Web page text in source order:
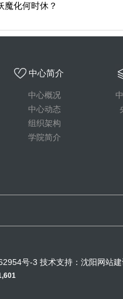
魔化何时休？
中心简介
中心概况
中心动态
组织架构
学院简介
号-3 技术支持： 沈阳网站